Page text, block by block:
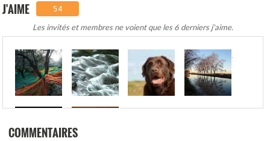
J'AIME 54
Les invités et membres ne voient que les 6 derniers j'aime.
COMMENTAIRES